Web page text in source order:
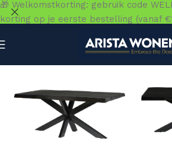
🎁 Welkomstkorting: gebruik code
korting op je eerste bestelling (vanaf